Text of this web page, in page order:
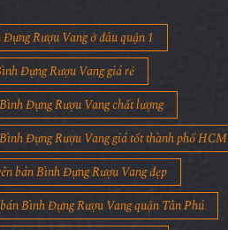
Rượu Vang ở đâu quận 1
Đựng Rượu Vang giá rẻ
Đựng Rượu Vang chất lượng
Đựng Rượu Vang giá tốt thành phố HCM
bán Bình Đựng Rượu Vang đẹp
Bình Đựng Rượu Vang quận Tân Phú